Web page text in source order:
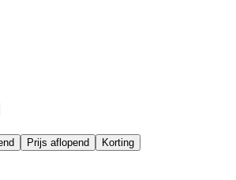
Prijs aflopend Korting